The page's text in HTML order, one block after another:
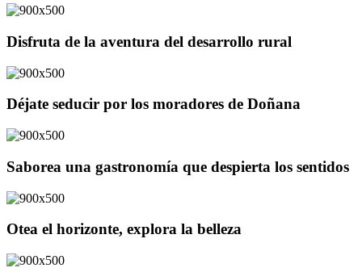
Disfruta de la aventura del desarrollo rural
Déjate seducir por los moradores de Doñana
Saborea una gastronomía que despierta los sentidos
Otea el horizonte, explora la belleza